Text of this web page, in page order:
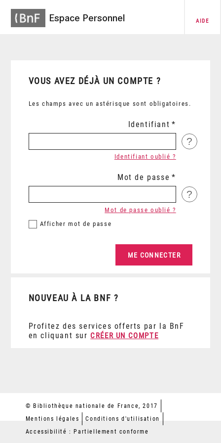
Espace Personnel AIDE
VOUS AVEZ DÉJÀ UN COMPTE ?
Les champs avec un astérisque sont obligatoires.
Identifiant
?
Identifiant oublié ?
Mot de passe
?
Afficher mot de passe
Mot de passe oublié ?
NOUVEAU À LA BNF ?
Profitez des services offerts par la BnF
en cliquant sur CRÉER UN COMPTE
© Bibliothèque nationale de France, 2017
Mentions légales
Conditions d'utilisation
Accessibilité : Partiellement conforme